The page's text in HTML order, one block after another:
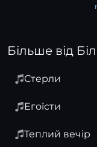
Більше від
Стерли
Егоїсти
Теплий вечір